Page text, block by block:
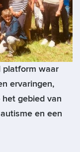
platform waar
ervaringen,
gebied van
en een